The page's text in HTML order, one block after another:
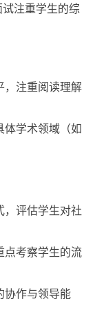
注重学生的综
，注重阅读理解
体学术领域（如
，评估学生对社
点考察学生的流
协作与领导能